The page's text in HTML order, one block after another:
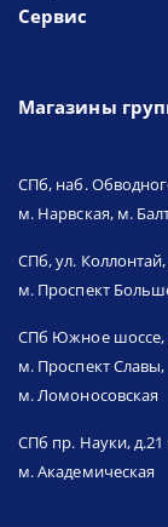
Сервис
Магазины
СПб, наб.
м. Нарвская, м.
СПб, ул. Коллонтай,
м. Проспект
СПб Южное шоссе,
м. Проспект Славы,
м. Ломоносовская
СПб пр. Науки, д.21
м. Академическая